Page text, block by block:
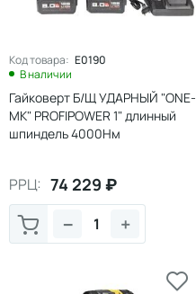
Код товара: E0190
В наличии
Гайковерт Б/Щ УДАРНЫЙ "ONE-
MK" PROFIPOWER 1" длинный
шпиндель 4000Нм
РРЦ: 74 229 ₽
+
−